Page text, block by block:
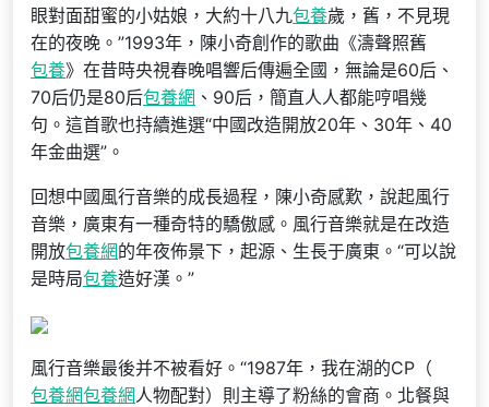
眼對面甜蜜的小姑娘，大約十八九包養歲，舊，不見現
在的夜晚。”1993年，陳小奇創作的歌曲《濤聲照舊
包養》在昔時央視春晚唱響后傳遍全國，無論是60后、
70后仍是80后包養網 、90后，簡直人人都能哼唱幾
句。這首歌也持續進選“中國改造開放20年、30年、40
年金曲選”。
回想中國風行音樂的成長過程，陳小奇感歎，說起風行
音樂，廣東有一種奇特的驕傲感。風行音樂就是在改造
開放包養網的年夜佈景下，起源、生長于廣東。“可以說
是時局包養造好漢。”
風行音樂最後并不被看好。“1987年，我在湖的CP（
包養網包養網人物配對）則主導了粉絲的會商。北餐與